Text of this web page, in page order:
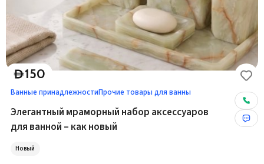
D150
Ванные принадлежностиПрочие товары для ванны
Элегантный мраморный набор аксессуаров
для ванной – как новый
Новый